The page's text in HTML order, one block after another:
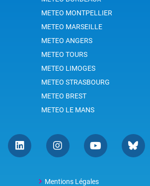
METEO MONTPELLIER
METEO MARSEILLE
METEO ANGERS
METEO TOURS
METEO LIMOGES
METEO STRASBOURG
METEO BREST
METEO LE MANS
Mentions Légales